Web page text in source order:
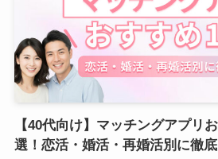
【40代向け】マッチングアプリ
選！恋活・婚活・再婚活別に徹